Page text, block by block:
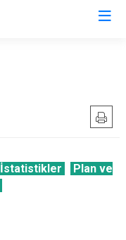
İstatistikler
Plan ve